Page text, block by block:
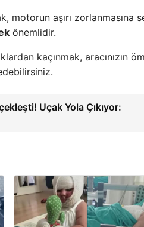
motorun aşırı
önemlidir.
kaçınmak, aracınızın
Uçak Yola Çıkıyor: